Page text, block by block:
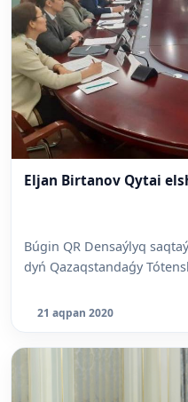
Eljan Birtanov Qytai
Búgin QR Densaýlyq
dyń Qazaqstandaǵy
21 aqpan 2020